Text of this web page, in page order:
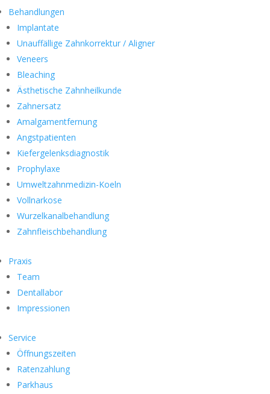
Behandlungen
Implantate
Unauffällige Zahnkorrektur / Aligner
Veneers
Bleaching
Ästhetische Zahnheilkunde
Zahnersatz
Amalgamentfernung
Angstpatienten
Kiefergelenksdiagnostik
Prophylaxe
Umweltzahnmedizin-Koeln
Vollnarkose
Wurzelkanalbehandlung
Zahnfleischbehandlung
Praxis
Team
Dentallabor
Impressionen
Service
Öffnungszeiten
Ratenzahlung
Parkhaus